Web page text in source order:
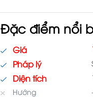
Đặc điểm nổi
Giá
Pháp lý
Diện tích
Hướng